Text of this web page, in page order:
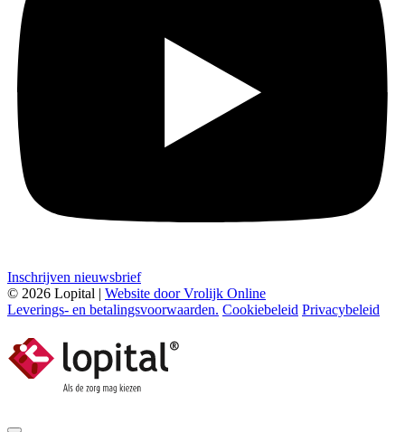
Inschrijven nieuwsbrief
© 2026 Lopital | Website door Vrolijk Online
Leverings- en betalingsvoorwaarden. Cookiebeleid Privacybeleid